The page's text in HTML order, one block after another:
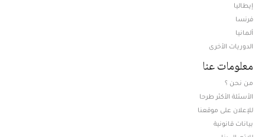
إيطاليا
فرنسا
ألمانيا
الدوريات الأخرى
معلومات عنا
من نحن ؟
الأسئلة الأكثر طرحا
للإعلان على موقعنا
بيانات قانونية